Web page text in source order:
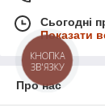
Сьогодні
Показати
Про нас
КНОПКА
ЗВ'ЯЗКУ